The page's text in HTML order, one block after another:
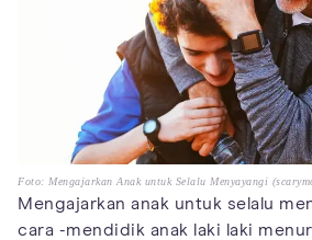
Foto: Mengajarkan Anak untuk Selalu Menyayangi
Mengajarkan anak untuk selalu
cara -mendidik anak laki laki